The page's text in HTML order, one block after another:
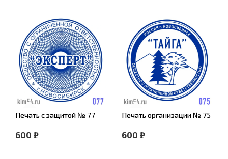
Печать с защитой № 77
600 ₽
Печать организации № 75
600 ₽